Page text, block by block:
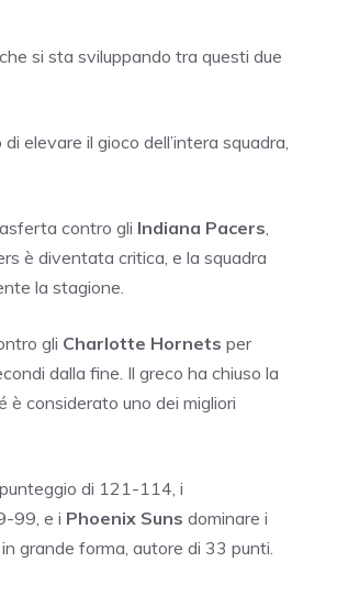
si sta sviluppando tra questi due
elevare il gioco dell’intera squadra,
contro gli Indiana Pacers
è diventata critica, e la squadra
la stagione.
gli Charlotte Hornets per
dalla fine. Il greco ha chiuso la
considerato uno dei migliori
di 121-114, i
99, e i Phoenix Suns dominare i
in grande forma, autore di 33 punti.